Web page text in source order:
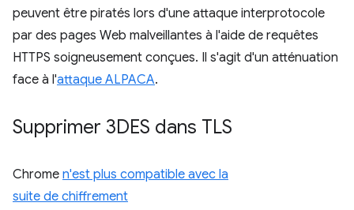
peuvent être piratés lors d'une attaque interprotocole
par des pages Web malveillantes à l'aide de requêtes
HTTPS soigneusement conçues. Il s'agit d'un atténuation
face à l'attaque ALPACA.
Supprimer 3DES dans TLS
Chrome n'est plus compatible avec la
suite de chiffrement